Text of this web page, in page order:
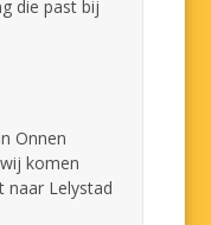
die past bij
Onnen
komen
naar Lelystad